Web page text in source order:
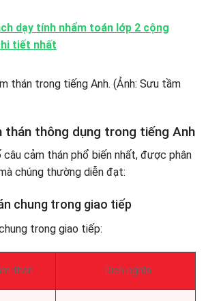
dạy tính nhẩm toán lớp 2 cộng
tiết nhất
thán thông dụng trong tiếng Anh
cảm thán phổ biến nhất, được phân
chúng thường diễn đạt:
chung trong giao tiếp
trong giao tiếp:
thán Dịch nghĩa